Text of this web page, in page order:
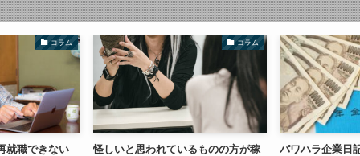
コラム
就職できない
コラム
怪しいと思われているものの方が稼
パワハラ企業日